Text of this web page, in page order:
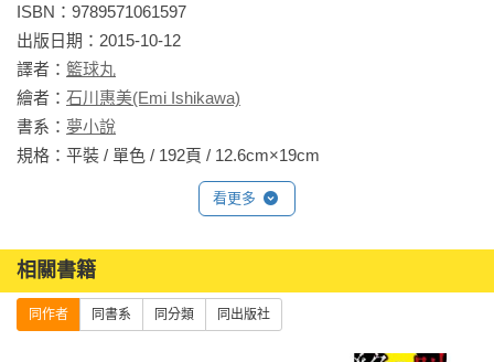
ISBN：9789571061597
出版日期：2015-10-12
譯者： 籃球丸
繪者： 石川惠美(Emi Ishikawa)
書系： 夢小說
規格：平裝 / 單色 / 192頁 / 12.6cm×19cm
看更多
相關書籍
同作者 同書系 同分類 同出版社